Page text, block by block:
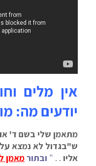
אין מלים
יודעים מה:
מתאמן שלי בשם ד'
ש"בגדול לא נמצא
אליו. .
" ובתורמאמן